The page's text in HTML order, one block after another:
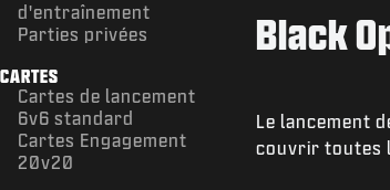
d'entraînement
Parties privées
CARTES
Cartes de lancement
6v6 standard
Cartes Engagement
20v20
Black
Le lancement
couvrir toutes